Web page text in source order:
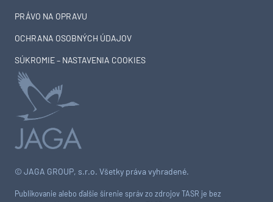
© JAGA GROUP, s.r.o. Všetky práva vyhradené.
Publikovanie alebo ďalšie šírenie správ zo zdrojov TASR je bez
PRÁVO NA OPRAVU
OCHRANA OSOBNÝCH ÚDAJOV
SÚKROMIE – NASTAVENIA COOKIES